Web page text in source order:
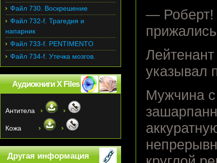
— Роберт!
указывал
Мужчина с
Файл 730. Воскрешение
Файл 732-f. Трагедия и
напарник
Файл 733-f. PENTIMENTO
Файл 734-f. Утечка мозгов.
Аудиокниги X Files
Антитела
Кожа
Другая информация